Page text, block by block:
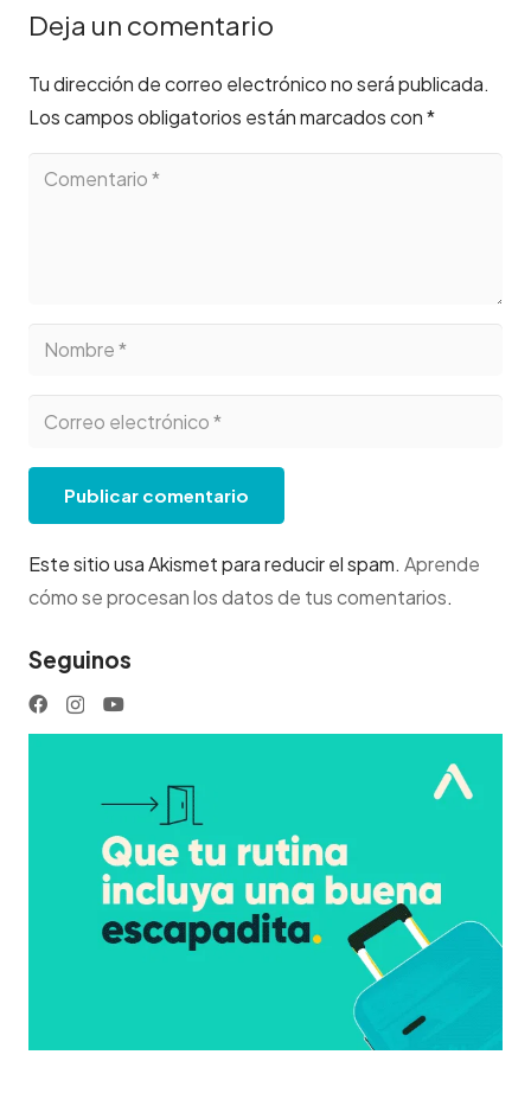
Deja un comentario
Tu dirección de correo electrónico no será publicada.
Los campos obligatorios están marcados con*
Publicar comentario
Este sitio usa Akismet para reducir el spam. Aprende
cómo se procesan los datos de tus comentarios.
Seguinos